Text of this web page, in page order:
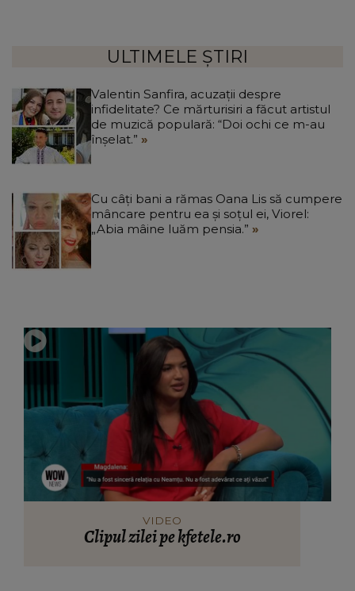
ULTIMELE ȘTIRI
Valentin Sanfira, acuzații despre
infidelitate? Ce mărturisiri a făcut artistul
de muzică populară: “Doi ochi ce m-au
înșelat.”
Cu câți bani a rămas Oana Lis să cumpere
mâncare pentru ea și soțul ei, Viorel:
„Abia mâine luăm pensia.”
VIDEO
Clipul zilei pe kfetele.ro